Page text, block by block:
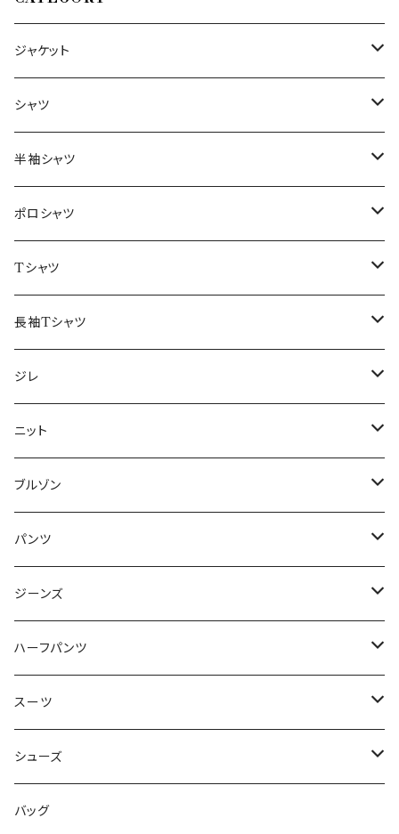
ジャケット
～44/S
46/M
48/L
50/XL～
シャツ
～44/S
46/M
48/L
50/XL～
半袖シャツ
～44/S
46/M
48/L
50/XL～
ポロシャツ
～44/S
46/M
48/L
50/XL～
Tシャツ
～44/S
46/M
48/L
50/XL～
長袖Tシャツ
～44/S
46/M
48/L
50/XL～
ジレ
～44/S
46/M
48/L
50/XL～
ニット
～44/S
46/M
48/L
50/XL～
ブルゾン
～44/S
46/M
48/L
50/XL～
パンツ
～44/S
46/M
48/L
50/XL～
ジーンズ
～44/S
46/M
48/L
50/XL～
ハーフパンツ
～44/S
46/M
48/L
スーツ
～44/S
46/M
シューズ
～25.5cm
バッグ